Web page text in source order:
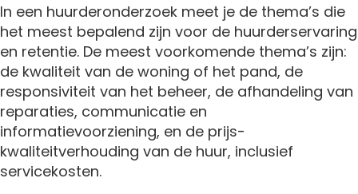
In een huurderonderzoek meet je de thema’s die
het meest bepalend zijn voor de huurderservaring
en retentie. De meest voorkomende thema’s zijn:
de kwaliteit van de woning of het pand, de
responsiviteit van het beheer, de afhandeling van
reparaties, communicatie en
informatievoorziening, en de prijs-
kwaliteitverhouding van de huur, inclusief
servicekosten.